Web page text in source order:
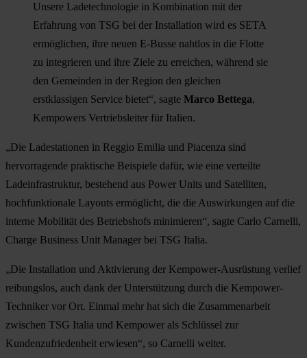
Unsere Ladetechnologie in Kombination mit der
Erfahrung von TSG bei der Installation wird es SETA
ermöglichen, ihre neuen E-Busse nahtlos in die Flotte
zu integrieren und ihre Ziele zu erreichen, während sie
den Gemeinden in der Region den gleichen
erstklassigen Service bietet“, sagte Marco Bettega,
Kempowers Vertriebsleiter für Italien.
„Die Ladestationen in Reggio Emilia und Piacenza sind
hervorragende praktische Beispiele dafür, wie eine verteilte
Ladeinfrastruktur, bestehend aus Power Units und Satelliten,
hochfunktionale Layouts ermöglicht, die die Auswirkungen auf die
interne Mobilität des Betriebshofs minimieren“, sagte Carlo Carnelli,
Charge Business Unit Manager bei TSG Italia.
„Die Installation und Aktivierung der Kempower-Ausrüstung verlief
reibungslos, auch dank der Unterstützung durch die Kempower-
Techniker vor Ort. Einmal mehr hat sich die Zusammenarbeit
zwischen TSG Italia und Kempower als Schlüssel zur
Kundenzufriedenheit erwiesen“, so Carnelli weiter.